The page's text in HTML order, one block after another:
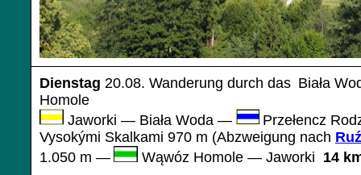
Dienstag 20.08. Wanderung durch das Biała
Homole
Jaworki — Biała Woda —
Przełencz
Vysokými Skalkami 970 m (Abzweigung nach
1.050 m — Wąwóz Homole — Jaworki 14